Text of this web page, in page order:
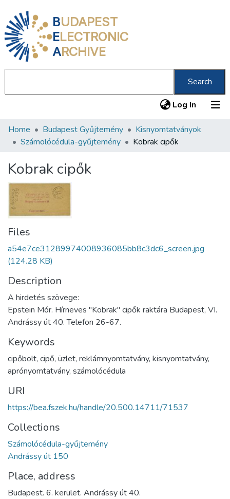
BUDAPEST
ELECTRONIC
ARCHIVE
Search
Log In (current)
Communities & Collections
Statistics
About us
Home Budapest Gyűjtemény
Kisnyomtatványok
Számolócédula-gyűjtemény
Kobrak cipők
Kobrak cipők
Files
a54e7ce31289974008936085bb8c3dc6_screen.jpg
(124.28 KB)
Description
A hirdetés szövege:
Epstein Mór. Hírneves "Kobrak" cipők raktára Budapest, VI.
Andrássy út 40. Telefon 26-67.
Keywords
cipőbolt, cipő, üzlet, reklámnyomtatvány, kisnyomtatvány,
aprónyomtatvány, számolócédula
URI
https://bea.fszek.hu/handle/20.500.14711/71537
Collections
Számolócédula-gyűjtemény
Andrássy út 150
Place, address
Budapest. 6. kerület. Andrássy út 40.